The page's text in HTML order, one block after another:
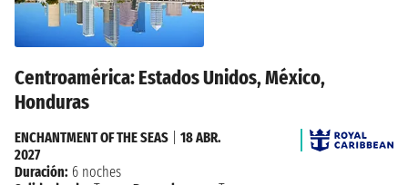
Centroamérica: Estados Unidos, México,
Honduras
ENCHANTMENT OF THE SEAS
18 ABR.
2027
Duración: 6 noches